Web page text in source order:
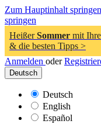
Zum Hauptinhalt springen
springen
HeißerSommer mit
& die besten Tipps >
Anmelden oder
Deutsch
Deutsch
English
Español